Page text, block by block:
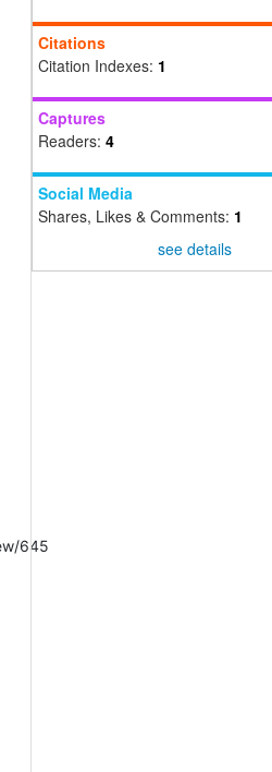
645
Citations
Citation Indexes: 1
Captures
Readers: 4
Social Media
Shares, Likes & Comments: 1
see details